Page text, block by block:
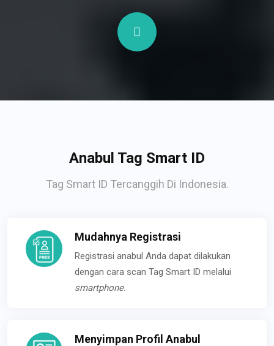
Anabul Tag Smart ID
Tag Smart ID Tercanggih Di Indonesia.
Mudahnya Registrasi
Registrasi anabul Anda dapat dilakukan
dengan cara scan Tag Smart ID melalui
smartphone.
Menyimpan Profil Anabul